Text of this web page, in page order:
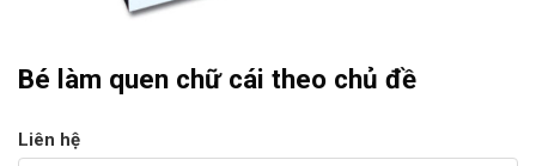
Bé làm quen chữ cái theo chủ đề
Liên hệ